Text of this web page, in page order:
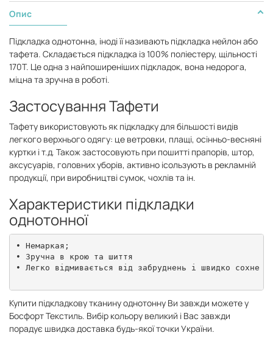
Опис
Підкладка однотонна, іноді її називають підкладка нейлон або
тафета. Складається підкладка із 100% поліестеру, щільності
170Т. Це одна з найпоширеніших підкладок, вона недорога,
міцна та зручна в роботі.
Застосування Тафети
Тафету використовують як підкладку для більшості видів
легкого верхнього одягу: це ветровки, плащі, осінньо-весняні
куртки і т.д. Також застосовують при пошитті прапорів, штор,
аксусуарів, головних уборів, активно ісользують в рекламній
продукції, при виробництві сумок, чохлів та ін.
Характеристики підкладки
однотонної
• Немаркая;
• Зручна в крою та шиття
• Легко відмивається від забруднень і швидко сохне
Купити підкладкову тканину однотонну Ви завжди можете у
Босфорт Текстиль. Вибір кольору великий і Вас завжди
порадує швидка доставка будь-якої точки України.